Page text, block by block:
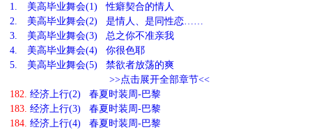
1.
美高毕业舞会(1) 性癖契合的情人
2.
美高毕业舞会(2) 是情人、是同性恋……
3.
美高毕业舞会(3) 总之你不准亲我
4.
美高毕业舞会(4) 你很色耶
5.
美高毕业舞会(5) 禁欲者放荡的爽
>>点击展开全部章节<<
182. 经济上行(2) 春夏时装周-巴黎
183. 经济上行(3) 春夏时装周-巴黎
184. 经济上行(4) 春夏时装周-巴黎